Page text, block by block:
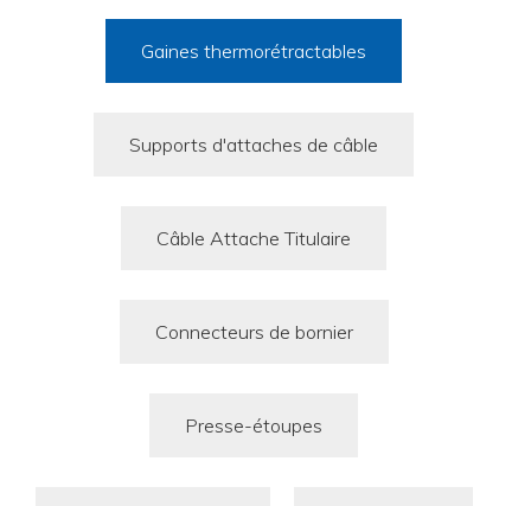
Gaines thermorétractables
Supports d'attaches de câble
Câble Attache Titulaire
Connecteurs de bornier
Presse-étoupes